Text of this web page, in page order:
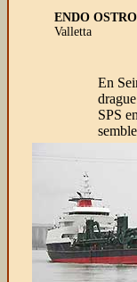
ENDO OSTRO
Valletta
En
SPS